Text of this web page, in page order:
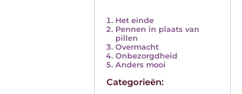
Het einde
Pennen in plaats van
pillen
Overmacht
Onbezorgdheid
Anders mooi
Categorieën: